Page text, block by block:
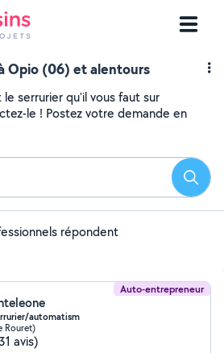
Opio (06) et alentours
serrurier qu'il vous faut sur
le ! Postez votre demande en
répondent
Auto-entrepreneur
automatism
Rouret)
avis)